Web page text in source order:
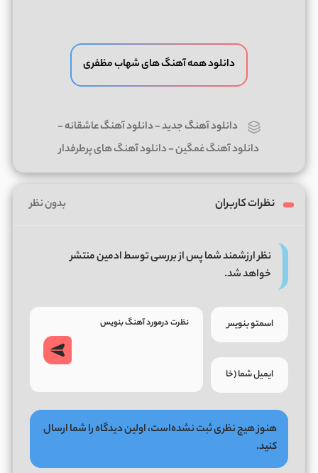
دانلود همه آهنگ های شهاب مظفری
دانلود آهنگ جدید-دانلود آهنگ عاشقانه-
دانلود آهنگ غمگین-دانلود آهنگ های پرطرفدار
نظرات کاربران بدون نظر
نظر ارزشمند شما پس از بررسی توسط ادمین منتشر
خواهد شد.
هنوز هیچ نظری ثبت نشده‌است، اولین دیدگاه را شما ارسال
کنید.